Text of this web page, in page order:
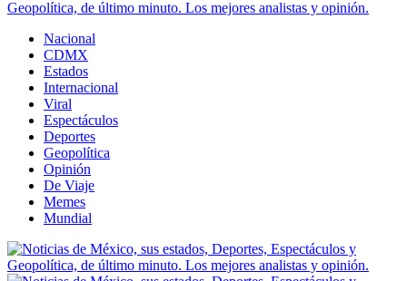
Nacional
CDMX
Estados
Internacional
Viral
Espectáculos
Deportes
Geopolítica
Opinión
De Viaje
Memes
Mundial